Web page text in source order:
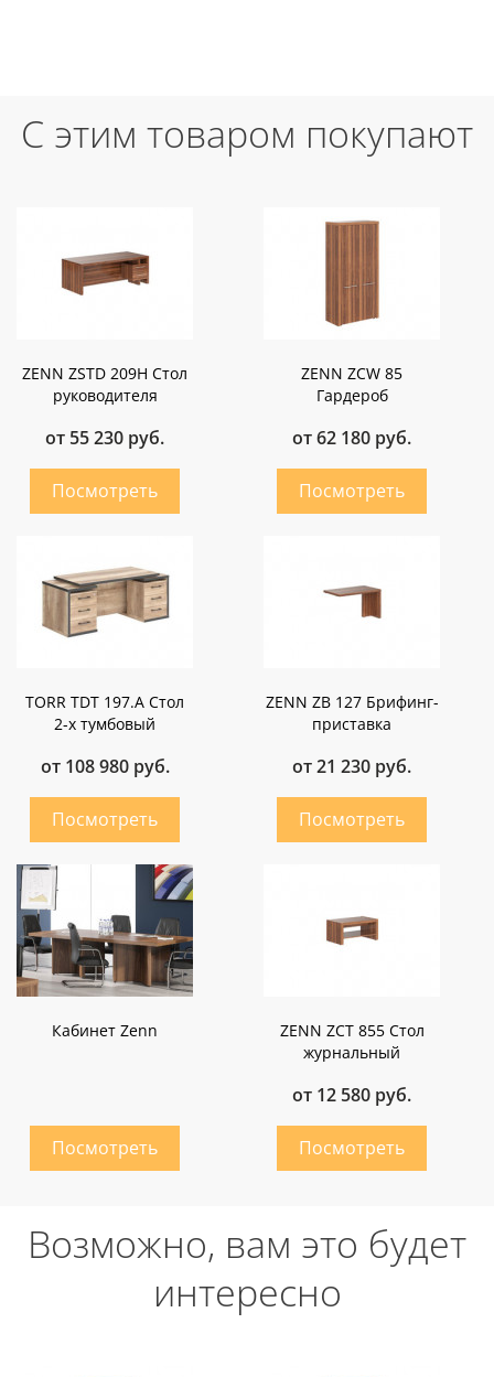
С этим товаром покупают
ZENN ZSTD 209H Стол
руководителя
от 55 230 руб.
ZENN ZCW 85
Гардероб
от 62 180 руб.
TORR TDT 197.A Стол
2-х тумбовый
от 108 980 руб.
ZENN ZB 127 Брифинг-
приставка
от 21 230 руб.
Кабинет Zenn
ZENN ZCT 855 Стол
журнальный
от 12 580 руб.
Возможно, вам это будет
интересно